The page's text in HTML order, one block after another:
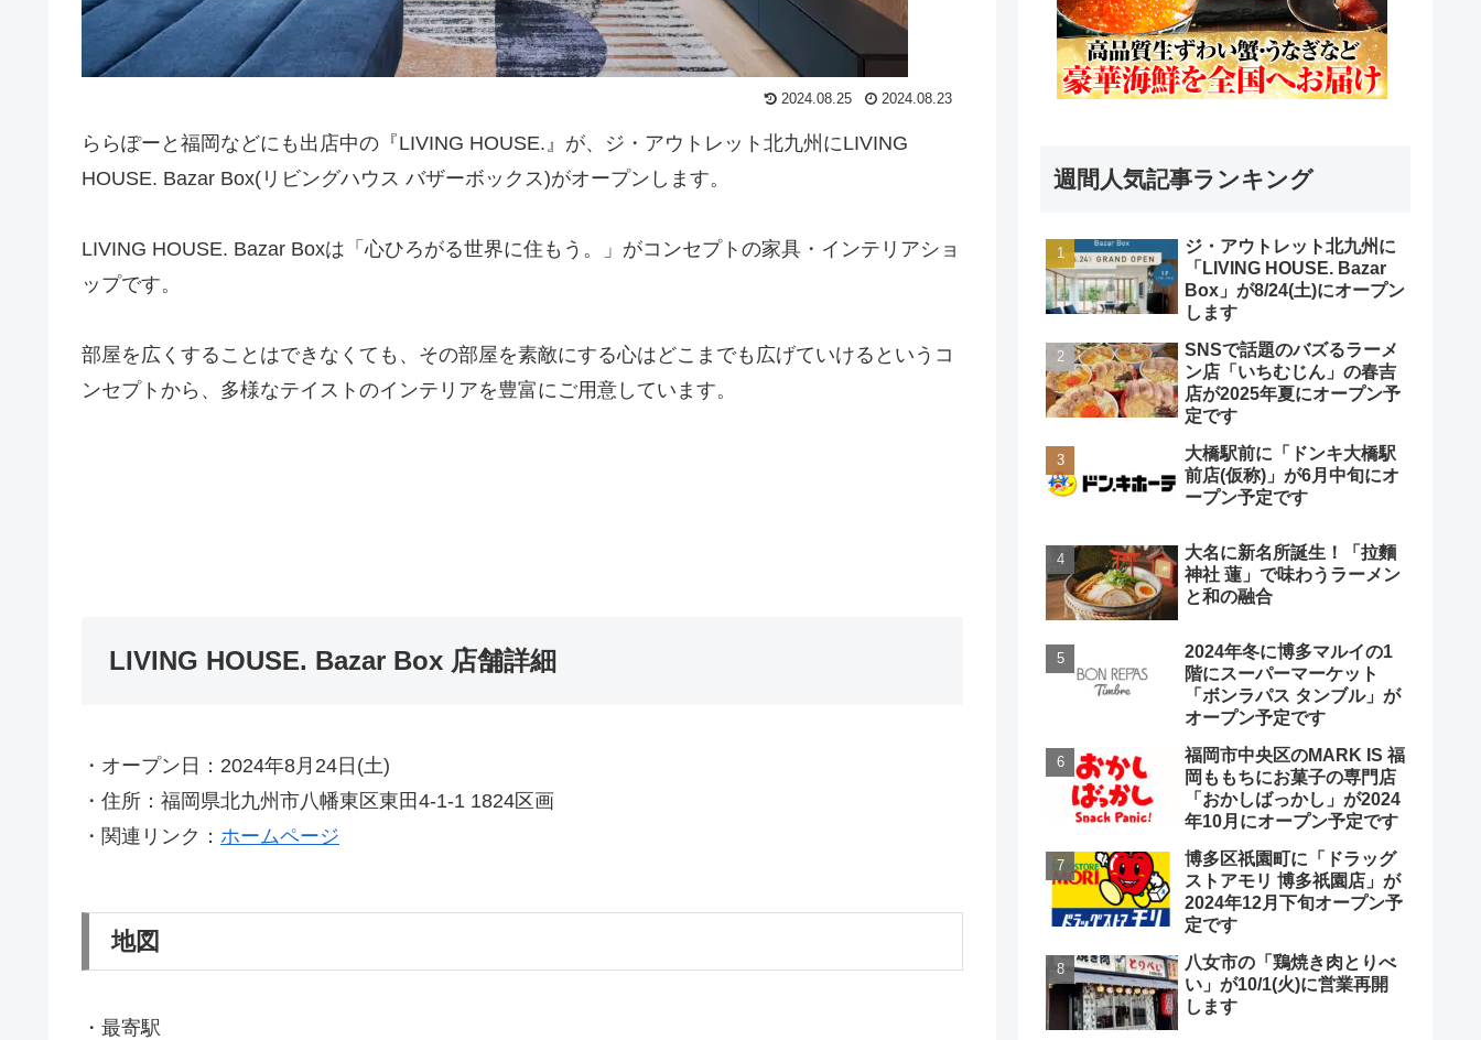
2024.08.25 2024.08.23
ららぽーと福岡などにも出店中の『LIVING HOUSE.』が、ジ・アウトレット北九州にLIVING
HOUSE. Bazar Box(リビングハウス バザーボックス)がオープンします。
LIVING HOUSE. Bazar Boxは「心ひろがる世界に住もう。」がコンセプトの家具・インテリアショ
ップです。
部屋を広くすることはできなくても、その部屋を素敵にする心はどこまでも広げていけるというコ
ンセプトから、多様なテイストのインテリアを豊富にご用意しています。
LIVING HOUSE. Bazar Box 店舗詳細
・オープン日：2024年8月24日(土)
・住所：福岡県北九州市八幡東区東田4-1-1 1824区画
・関連リンク： ホームページ
地図
・最寄駅
週間人気記事ランキング
ジ・アウトレット北九州に
「LIVING HOUSE. Bazar
Box」が8/24(土)にオープン
します
SNSで話題のバズるラーメ
ン店「いちむじん」の春吉
店が2025年夏にオープン予
定です
大橋駅前に「ドンキ大橋駅
前店(仮称)」が6月中旬にオ
ープン予定です
大名に新名所誕生！「拉麵
神社 蓮」で味わうラーメン
と和の融合
2024年冬に博多マルイの1
階にスーパーマーケット
「ボンラパス タンブル」が
オープン予定です
福岡市中央区のMARK IS 福
岡ももちにお菓子の専門店
「おかしばっかし」が2024
年10月にオープン予定です
博多区祇園町に「ドラッグ
ストアモリ 博多祇園店」が
2024年12月下旬オープン予
定です
八女市の「鶏焼き肉とりべ
い」が10/1(火)に営業再開
します